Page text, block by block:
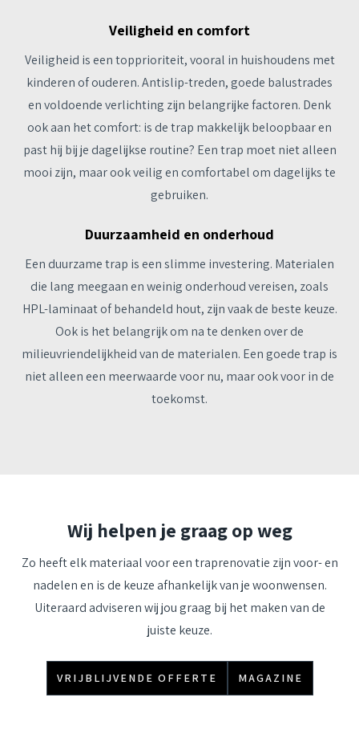
Veiligheid en comfort
Veiligheid is een topprioriteit, vooral in huishoudens met
kinderen of ouderen. Antislip-treden, goede balustrades
en voldoende verlichting zijn belangrijke factoren. Denk
ook aan het comfort: is de trap makkelijk beloopbaar en
past hij bij je dagelijkse routine? Een trap moet niet alleen
mooi zijn, maar ook veilig en comfortabel om dagelijks te
gebruiken.
Duurzaamheid en onderhoud
Een duurzame trap is een slimme investering. Materialen
die lang meegaan en weinig onderhoud vereisen, zoals
HPL-laminaat of behandeld hout, zijn vaak de beste keuze.
Ook is het belangrijk om na te denken over de
milieuvriendelijkheid van de materialen. Een goede trap is
niet alleen een meerwaarde voor nu, maar ook voor in de
toekomst.
Wij helpen je graag op weg
Zo heeft elk materiaal voor een traprenovatie zijn voor- en
nadelen en is de keuze afhankelijk van je woonwensen.
Uiteraard adviseren wij jou graag bij het maken van de
juiste keuze.
VRIJBLIJVENDE OFFERTE MAGAZINE